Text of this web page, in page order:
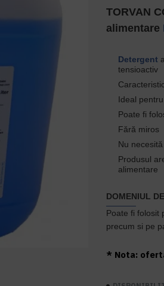
TORVAN
alimentare
Detergent
tensioactiv
Ideal
Poate fi
Fără miros
Nu
Produsul
alimentare
DOMENIUL
Poate fi folosit
precum si pe
* Nota: